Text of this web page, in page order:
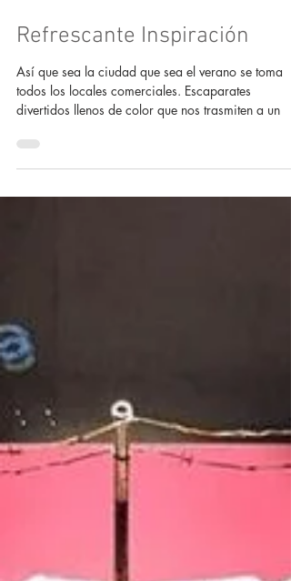
Así que sea la ciudad que sea el verano se toma
todos los locales comerciales. Escaparates
divertidos llenos de color que nos trasmiten a un